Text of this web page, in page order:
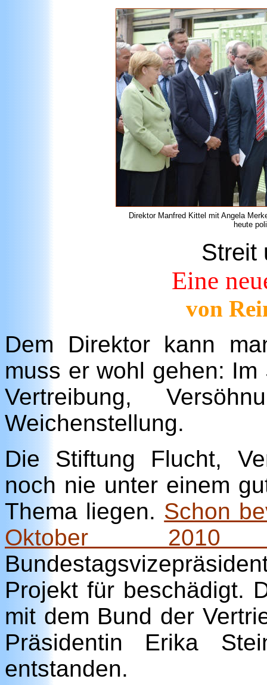
Direktor Manfred Kittel mit Angela
heute
Streit
Eine
von
Dem Direktor kann
muss er wohl gehen:
Vertreibung,
Weichenstellung.
Die Stiftung Flucht,
noch nie unter einem
Thema liegen. Schon
Oktober 2010
Projekt für beschädigt.
mit dem Bund der
Präsidentin Erika
entstanden.